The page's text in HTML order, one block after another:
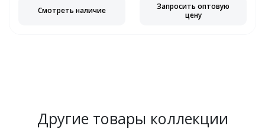
Смотреть наличие
Запросить оптовую
цену
Другие товары коллекции